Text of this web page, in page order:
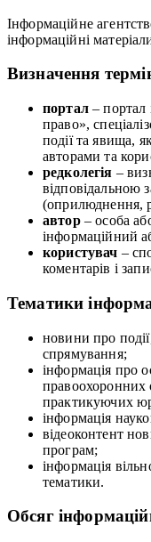
Інформаційне
інформаційні
Визначення
портал– портал
право»,
події та явища,
авторами та
редколегія –
відповідальною
(оприлюднення,
автор– особа
інформаційний
користувач –
коментарів і
Тематики
новини про
спрямування;
інформація про
правоохоронних
практикуючих
інформація
відеоконтент
програм;
інформація
тематики.
Обсяг